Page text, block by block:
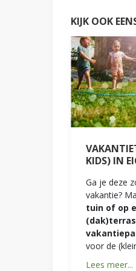
KIJK OOK
KIDS) IN
Ga je deze
vakantie?
tuin of op
voor de
Lees meer...